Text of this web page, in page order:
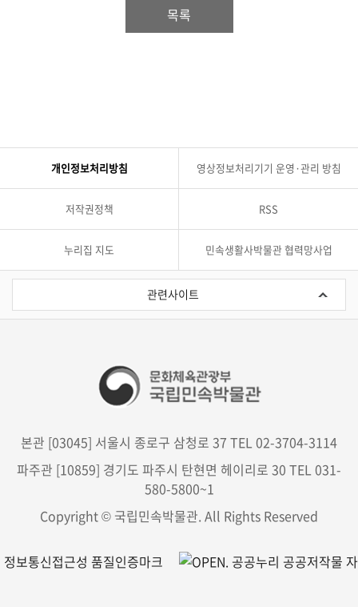
목록
개인정보처리방침 영상정보처리기기 운영·관리 방침
저작권정책 RSS
누리집 지도 민속생활사박물관 협력망사업
관
이
관련사이트
본관 [03045] 서울시 종로구 삼청로 37 TEL 02-3704-3114
파주관 [10859] 경기도 파주시 탄현면 헤이리로 30 TEL 031-
580-5800~1
Copyright © 국립민속박물관. All Rights Reserved